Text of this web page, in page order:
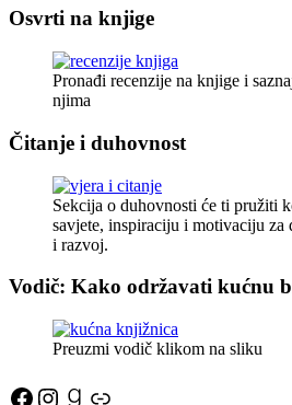
Osvrti na knjige
Pronađi recenzije na knjige i
njima
Čitanje i duhovnost
Sekcija o duhovnosti će ti pružiti
savjete, inspiraciju i motivaciju za
i razvoj.
Vodič: Kako održavati kućnu
Preuzmi vodič klikom na sliku
Facebook
Instagram
Goodreads
Link